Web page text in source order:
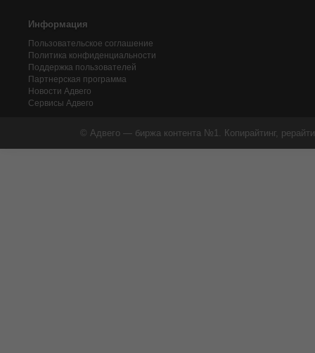
Информация
Пользовательское соглашение
Политика конфиденциальности
Поддержка пользователей
Партнерская программа
Новости Адвего
Сервисы Адвего
© Адвего — биржа контента №1. Копирайтинг,